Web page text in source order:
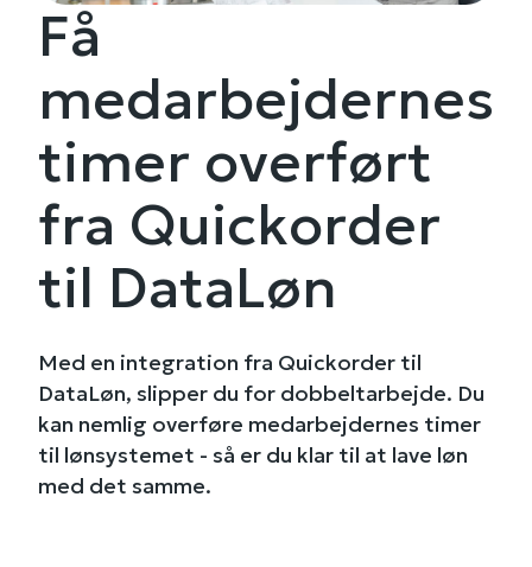
Få
medarbejdernes
timer overført
fra Quickorder
til DataLøn
Med en integration fra Quickorder til
DataLøn, slipper du for dobbeltarbejde. Du
kan nemlig overføre medarbejdernes timer
til lønsystemet - så er du klar til at lave løn
med det samme.